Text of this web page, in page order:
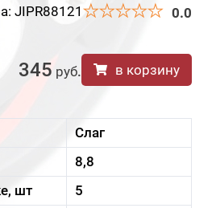
JIPR88121 0.0
345 руб. в корзину
Слаг
8,8
шт
5